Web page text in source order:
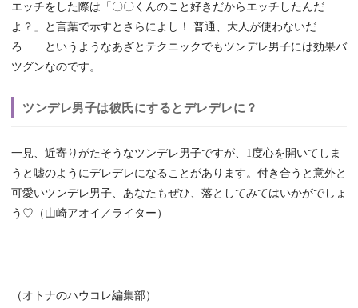
エッチをした際は「〇〇くんのこと好きだからエッチしたんだ
よ？」と言葉で示すとさらによし！ 普通、大人が使わないだ
ろ……というようなあざとテクニックでもツンデレ男子には効果バ
ツグンなのです。
ツンデレ男子は彼氏にするとデレデレに？
一見、近寄りがたそうなツンデレ男子ですが、1度心を開いてしま
うと嘘のようにデレデレになることがあります。付き合うと意外と
可愛いツンデレ男子、あなたもぜひ、落としてみてはいかがでしょ
う♡（山崎アオイ／ライター）
（オトナのハウコレ編集部）